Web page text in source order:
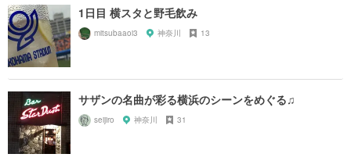
1日目 横スタと野毛飲み
mitsubaaoi3 神奈川 13
サザンの名曲が彩る横浜のシーンをめぐる♫
seijiro 神奈川 31